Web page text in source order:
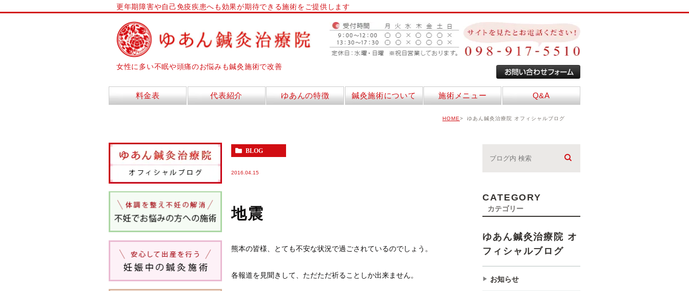
更年期障害や自己免疫疾患へも効果が期待できる施術をご提供します
女性に多い不眠や頭痛のお悩みも鍼灸施術で改善
料金表 代表紹介 ゆあんの特徴 鍼灸施術について 施術メニュー Q&A
HOME ゆあん鍼灸治療院 オフィシャルブログ
BLOG
2016.04.15
地震
熊本の皆様、とても不安な状況で過ごされているのでしょう。
各報道を見聞きして、ただただ祈ることしか出来ません。
CATEGORY
カテゴリー
ゆあん鍼灸治療院 オ
フィシャルブログ
お知らせ